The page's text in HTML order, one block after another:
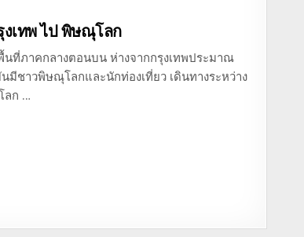
งเทพ ไป พิษณุโลก
ที่ภาคกลางตอนบน ห่างจากกรุงเทพประมาณ
มีชาวพิษณุโลกและนักท่องเที่ยว เดินทางระหว่าง
ลก …